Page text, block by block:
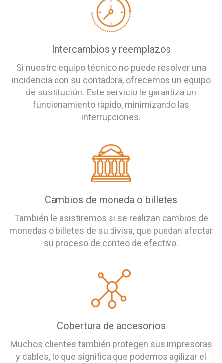
Intercambios y reemplazos
Si nuestro equipo técnico no puede resolver una
incidencia con su contadora, ofrecemos un equipo
de sustitución. Este servicio le garantiza un
funcionamiento rápido, minimizando las
interrupciones.
Cambios de moneda o billetes
También le asistiremos si se realizan cambios de
monedas o billetes de su divisa, que puedan afectar
su proceso de conteo de efectivo.
Cobertura de accesorios
Muchos clientes también protegen sus impresoras
y cables, lo que significa que podemos agilizar el